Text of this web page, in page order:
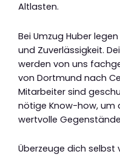
Altlasten.
Bei Umzug Huber
und Zuverlässigkeit.
werden von uns
von Dortmund nach
Mitarbeiter sind
nötige Know-how, um
wertvolle
Überzeuge dich selbst